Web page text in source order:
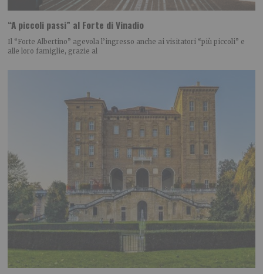
“A piccoli passi” al Forte di Vinadio
Il “Forte Albertino” agevola l’ingresso anche ai visitatori “più piccoli” e
alle loro famiglie, grazie al